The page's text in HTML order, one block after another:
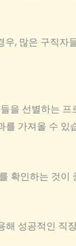
, 많은 구직자
을 선별하는
를 가져올 수 있
확인하는 것이
성공적인 직